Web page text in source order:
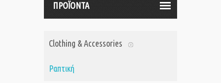
ΠΡΟΪΟΝΤΑ
Clothing & Accessories
Ραπτική